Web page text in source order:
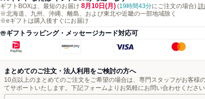
ギフトBOXは、最短のお届け 8月10日(月) (19時間43分にご注文の場合) 詳
※北海道、九州、沖縄、離島、および東北や近畿の一部地域除く
※eギフトは購入後すぐにお届け
ギフトラッピング・メッセージカード対応可
まとめてのご注文・法人利用をご検討の方へ
10点以上のまとめてのご注文をご希望の場合は、専門スタッフがお客様
てサポートいたします。下記フォームよりお気軽にお問い合わせください